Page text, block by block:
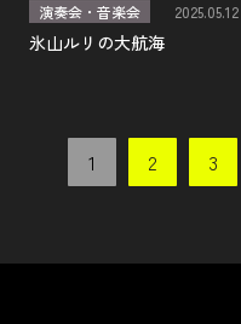
演奏会・音楽会 2025.05.12
氷山ルリの大航海
1 2 3